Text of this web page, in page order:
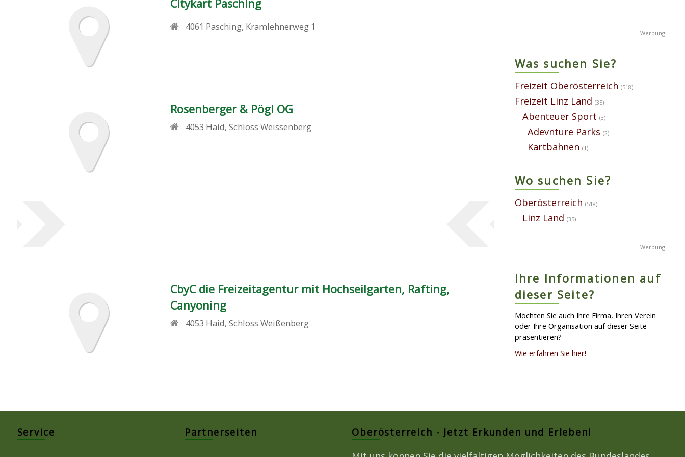
Citykart Pasching
4061 Pasching, Kramlehnerweg 1
Rosenberger & Pögl OG
4053 Haid, Schloss Weissenberg
CbyC die Freizeitagentur mit Hochseilgarten, Rafting,
Canyoning
4053 Haid, Schloss Weißenberg
Was suchen Sie?
Freizeit Oberösterreich (518)
Freizeit Linz Land (35)
Abenteuer Sport (3)
Adevnture Parks (2)
Kartbahnen (1)
Wo suchen Sie?
Oberösterreich (518)
Linz Land (35)
Ihre Informationen auf
dieser Seite?
Möchten Sie auch Ihre Firma, Ihren Verein
oder Ihre Organisation auf dieser Seite
präsentieren?
Wie erfahren Sie hier!
Service Partnerseiten
Oberösterreich - Jetzt Erkunden und Erleben!